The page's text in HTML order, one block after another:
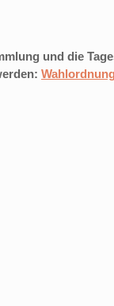
und die
Wahlordnung